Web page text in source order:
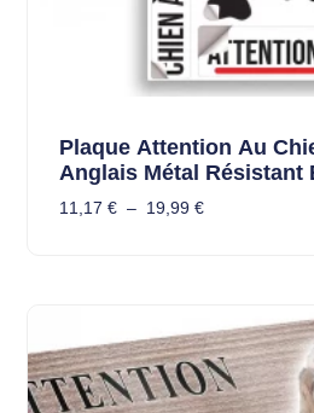
Plaque Attention Au
Anglais Métal Résistant
11,17 € – 19,99 €